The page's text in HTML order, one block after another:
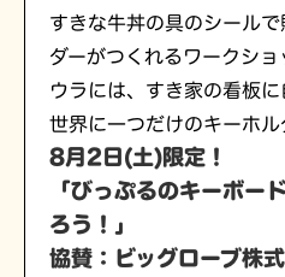
すきな牛丼の具のシール
ダーがつくれるワークショ
ウラには、すき家の看板に
世界に一つだけのキーホ
8月2日(土)限定！
「びっぷるのキーボー
ろう！ 」
協賛：ビッグローブ株